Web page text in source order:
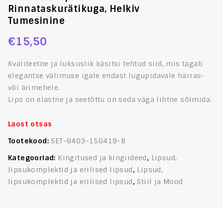
Rinnataskurätikuga, Helkiv
Tumesinine
€15,50
Kvaliteetne ja luksuslik käsitsi tehtud siid, mis tagab
elegantse välimuse igale endast lugupidavale härras-
või ärimehele.
Lips on elastne ja seetõttu on seda väga lihtne sõlmida.
Laost otsas
Tootekood: SET-8403-150419-B
Kategooriad: Kingitused ja kingiideed, Lipsud,
lipsukomplektid ja erilised lipsud, Lipsud,
lipsukomplektid ja erilised lipsud, Stiil ja Mood